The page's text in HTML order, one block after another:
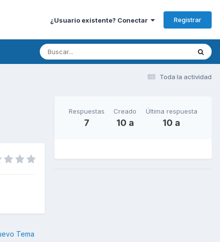
¿Usuario existente? Conectar Registrar
Toda la actividad
Tema
Respuestas
7
Creado
10 a
Última respuesta
10 a